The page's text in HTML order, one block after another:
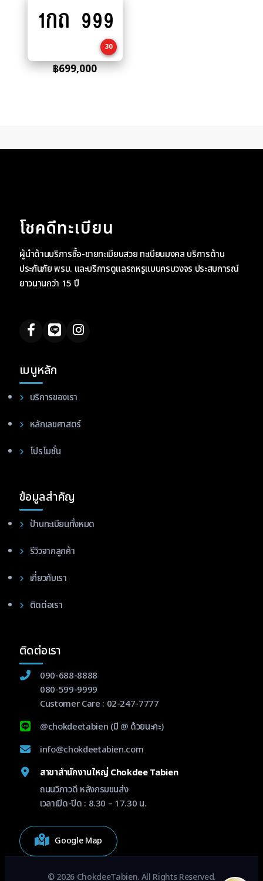
to
1กถ 999
30
฿699,000
โชคดีทะเบียน
ผู้นำด้านบริการซื้อ-ขายทะเบียนสวย ทะเบียนมงคล บริการด้าน
ประกันภัย พรบ. และบริการดูแลรถหรูแบบครบวงจร ประสบการณ์
ยาวนานกว่า 15 ปี
เมนูหลัก
บริการของเรา
หลักเลขศาสตร์
โปรโมชั่น
ข้อมูลสำคัญ
ป้านทะเบียนทั้งหมด
รีวิวจากลูกค้า
เกี่ยวกับเรา
ติดต่อเรา
ติดต่อเรา
090-688-8888
080-599-9999
Customer Care : 02-247-7777
@chokdeetabien (มี @ ด้วยนะคะ)
info@chokdeetabien.com
สาขาสำนักงานใหญ่ Chokdee Tabien
ถนนวิภาวดี หลังกรมขนส่ง
เวลาเปิด-ปิด : 8.30 – 17.30 น.
Google Map
© 2026 ChokdeeTabien. All Rights Reserved.